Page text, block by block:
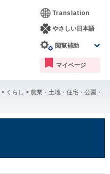
Translation
やさしい日本語
閲覧補助
マイページ
> くらし > 農業・土地・住宅・公園・